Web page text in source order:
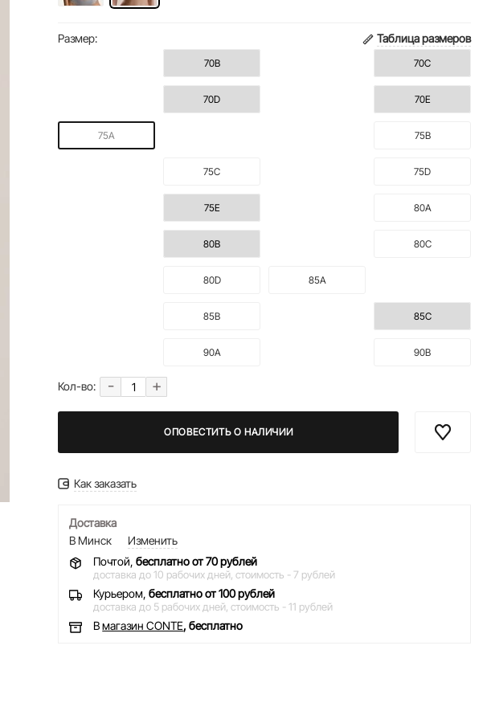
Размер: Таблица размеров
70B 70C
70D 70E
75A 75B
75C 75D
75E 80A
80B 80C
80D 85A
85B 85C
90A 90B
Кол-во: - +
ОПОВЕСТИТЬ О НАЛИЧИИ
Как заказать
Доставка
В Минск
Изменить
Почтой,бесплатно от 70 рублей
доставка до 10 рабочих дней, стоимость - 7 рублей
Курьером,бесплатно от 100 рублей
доставка до 5 рабочих дней, стоимость - 11 рублей
Вмагазин CONTE, бесплатно